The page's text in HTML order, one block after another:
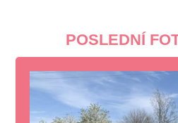
POSLEDNÍ